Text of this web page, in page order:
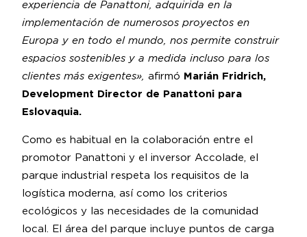
experiencia de Panattoni, adquirida en la
implementación de numerosos proyectos en
Europa y en todo el mundo, nos permite construir
espacios sostenibles y a medida incluso para los
clientes más exigentes», afirmó Marián Fridrich,
Development Director de Panattoni para
Eslovaquia.
Como es habitual en la colaboración entre el
promotor Panattoni y el inversor Accolade, el
parque industrial respeta los requisitos de la
logística moderna, así como los criterios
ecológicos y las necesidades de la comunidad
local. El área del parque incluye puntos de carga